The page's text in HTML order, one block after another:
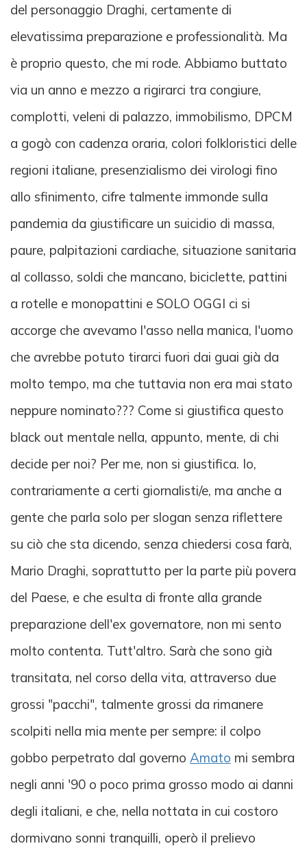
del personaggio Draghi, certamente di
elevatissima preparazione e professionalità. Ma
è proprio questo, che mi rode. Abbiamo buttato
via un anno e mezzo a rigirarci tra congiure,
complotti, veleni di palazzo, immobilismo, DPCM
a gogò con cadenza oraria, colori folkloristici delle
regioni italiane, presenzialismo dei virologi fino
allo sfinimento, cifre talmente immonde sulla
pandemia da giustificare un suicidio di massa,
paure, palpitazioni cardiache, situazione sanitaria
al collasso, soldi che mancano, biciclette, pattini
a rotelle e monopattini e SOLO OGGI ci si
accorge che avevamo l'asso nella manica, l'uomo
che avrebbe potuto tirarci fuori dai guai già da
molto tempo, ma che tuttavia non era mai stato
neppure nominato??? Come si giustifica questo
black out mentale nella, appunto, mente, di chi
decide per noi? Per me, non si giustifica. Io,
contrariamente a certi giornalisti/e, ma anche a
gente che parla solo per slogan senza riflettere
su ciò che sta dicendo, senza chiedersi cosa farà,
Mario Draghi, soprattutto per la parte più povera
del Paese, e che esulta di fronte alla grande
preparazione dell'ex governatore, non mi sento
molto contenta. Tutt'altro. Sarà che sono già
transitata, nel corso della vita, attraverso due
grossi "pacchi", talmente grossi da rimanere
scolpiti nella mia mente per sempre: il colpo
gobbo perpetrato dal governo Amato mi sembra
negli anni '90 o poco prima grosso modo ai danni
degli italiani, e che, nella nottata in cui costoro
dormivano sonni tranquilli, operò il prelievo